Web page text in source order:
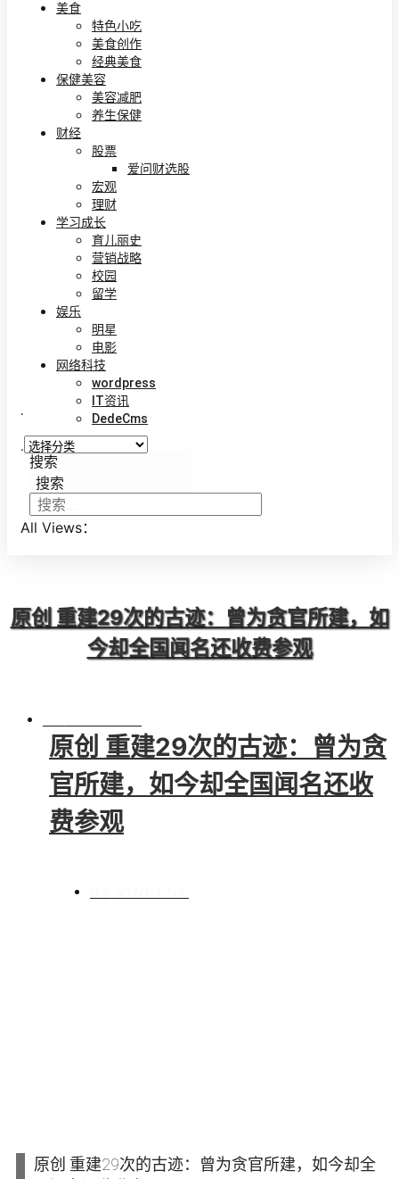
美食
特色小吃
美食创作
经典美食
保健美容
美容减肥
养生保健
财经
股票
爱问财选股
宏观
理财
学习成长
育儿丽史
营销战略
校园
留学
娱乐
明星
电影
网络科技
wordpress
IT资讯
DedeCms
.
.
搜索
搜索
All Views：
原创 重建29次的古迹：曾为贪官所建，如
今却全国闻名还收费参观
原创 重建29次的古迹：曾为贪
官所建，如今却全国闻名还收
费参观
原创 重建29次的古迹：曾为贪官所建，如今却全